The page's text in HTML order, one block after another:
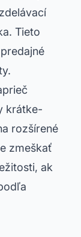
Tieto
krátke-
rozšírené
zmeškať
ak